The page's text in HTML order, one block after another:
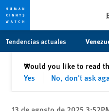
content
Tendencias actuales
Would you like to read
Yes
No, don't ask
✕Cerrar